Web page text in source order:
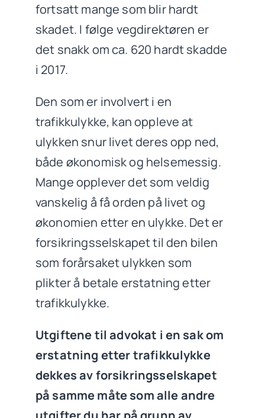
fortsatt mange som blir hardt
skadet. I følge vegdirektøren er
det snakk om ca. 620 hardt skadde
i 2017.
Den som er involvert i en
trafikkulykke, kan oppleve at
ulykken snur livet deres opp ned,
både økonomisk og helsemessig.
Mange opplever det som veldig
vanskelig å få orden på livet og
økonomien etter en ulykke. Det er
forsikringsselskapet til den bilen
som forårsaket ulykken som
plikter å betale erstatning etter
trafikkulykke.
Utgiftene til advokat i en sak om
erstatning etter trafikkulykke
dekkes av forsikringsselskapet
på samme måte som alle andre